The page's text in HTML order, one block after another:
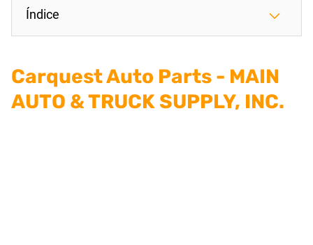
Índice
Carquest Auto Parts - MAIN
AUTO & TRUCK SUPPLY, INC.